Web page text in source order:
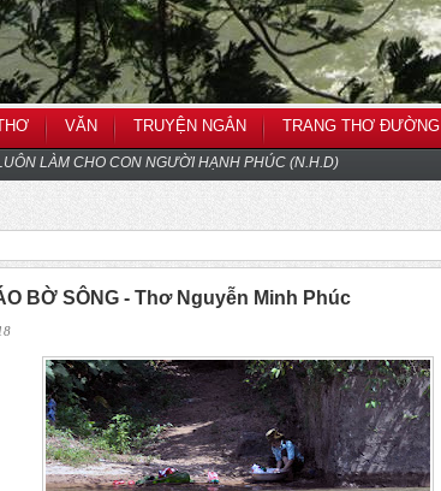
VĂN TRUYỆN NGẮN TRANG THƠ ĐƯỜNG
LÀM CHO CON NGƯỜI HẠNH PHÚC (N.H.D)
BỜ SÔNG - Thơ Nguyễn Minh Phúc